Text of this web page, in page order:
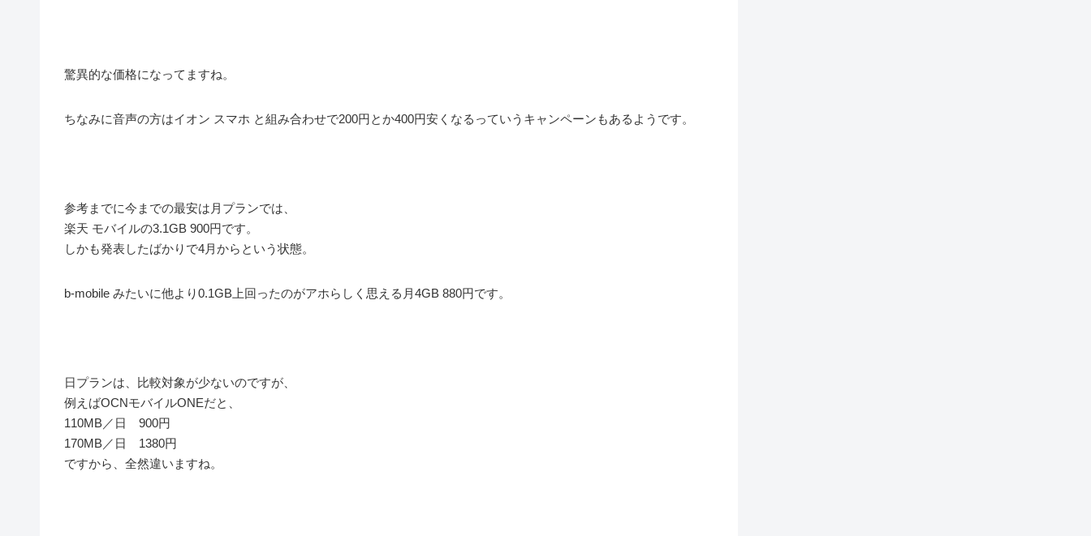
驚異的な価格になってますね。
ちなみに音声の方はイオン スマホ と組み合わせで200円とか400円安くなるっていうキャンペーンもあるようです。
参考までに今までの最安は月プランでは、
楽天 モバイルの3.1GB 900円です。
しかも発表したばかりで4月からという状態。
b-mobile みたいに他より0.1GB上回ったのがアホらしく思える月4GB 880円です。
日プランは、比較対象が少ないのですが、
例えばOCNモバイルONEだと、
110MB／日 900円
170MB／日 1380円
ですから、全然違いますね。